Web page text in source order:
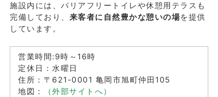
施設内には、バリアフリートイレや休憩用テラスも
完備しており、 来客者に自然豊かな憩いの場を提供
しています。
営業時間:9時～16時
定休日：水曜日
住所：〒621-0001 亀岡市旭町仲田105
地図：
（外部サイトへ）